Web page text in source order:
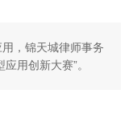
，锦天城律师事务
用创新大赛”。